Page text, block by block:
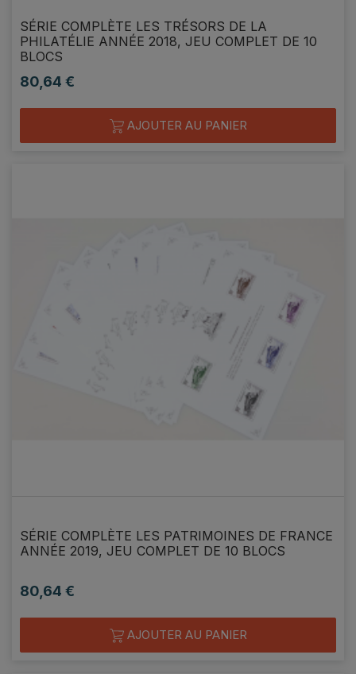
SÉRIE COMPLÈTE LES TRÉSORS DE LA
PHILATÉLIE ANNÉE 2018, JEU COMPLET DE 10
BLOCS
Prix
80,64 €
AJOUTER AU PANIER
SÉRIE COMPLÈTE LES PATRIMOINES DE FRANCE
ANNÉE 2019, JEU COMPLET DE 10 BLOCS
Prix
80,64 €
AJOUTER AU PANIER